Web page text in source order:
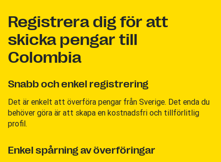
Registrera dig för att
skicka pengar till
Colombia
Snabb och enkel registrering
Det är enkelt att överföra pengar från Sverige. Det enda du
behöver göra är att skapa en kostnadsfri och tillförlitlig
profil.
Enkel spårning av överföringar